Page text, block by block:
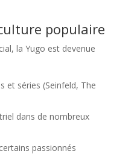
populaire
la Yugo est devenue
et séries (Seinfeld, The
dans de nombreux
passionnés